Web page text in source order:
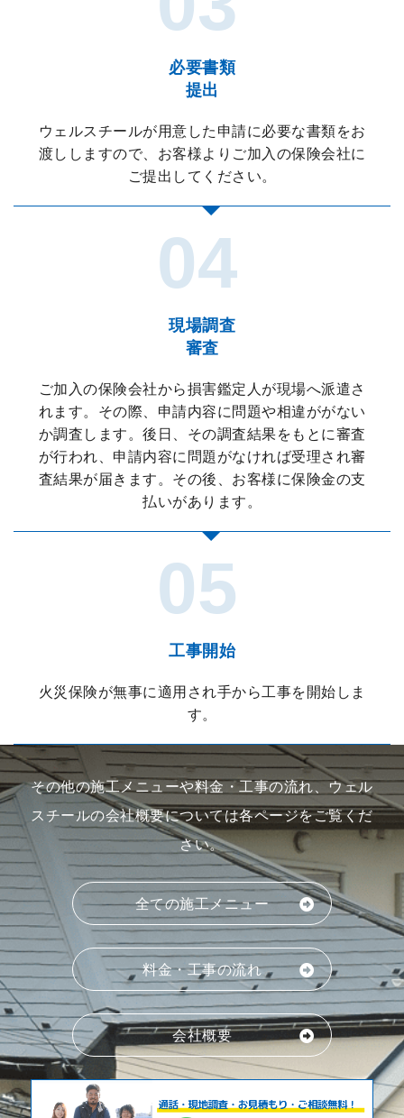
必要書類
提出
ウェルスチールが用意した申請に必要な書類をお
渡ししますので、お客様よりご加入の保険会社に
ご提出してください。
現場調査
審査
ご加入の保険会社から損害鑑定人が現場へ派遣さ
れます。その際、申請内容に問題や相違ががない
か調査します。後日、その調査結果をもとに審査
が行われ、申請内容に問題がなければ受理され審
査結果が届きます。その後、お客様に保険金の支
払いがあります。
工事開始
火災保険が無事に適用され手から工事を開始しま
す。
その他の施工メニューや料金・工事の流れ、ウェル
スチールの会社概要については各ページをご覧くだ
さい。
全ての施工メニュー
料金・工事の流れ
会社概要